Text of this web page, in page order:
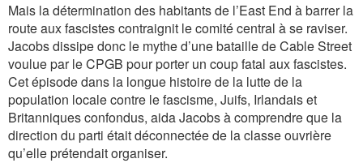
Mais la détermination des habitants de l’East End à barrer la
route aux fascistes contraignit le comité central à se raviser.
Jacobs dissipe donc le mythe d’une bataille de Cable Street
voulue par le CPGB pour porter un coup fatal aux fascistes.
Cet épisode dans la longue histoire de la lutte de la
population locale contre le fascisme, Juifs, Irlandais et
Britanniques confondus, aida Jacobs à comprendre que la
direction du parti était déconnectée de la classe ouvrière
qu’elle prétendait organiser.